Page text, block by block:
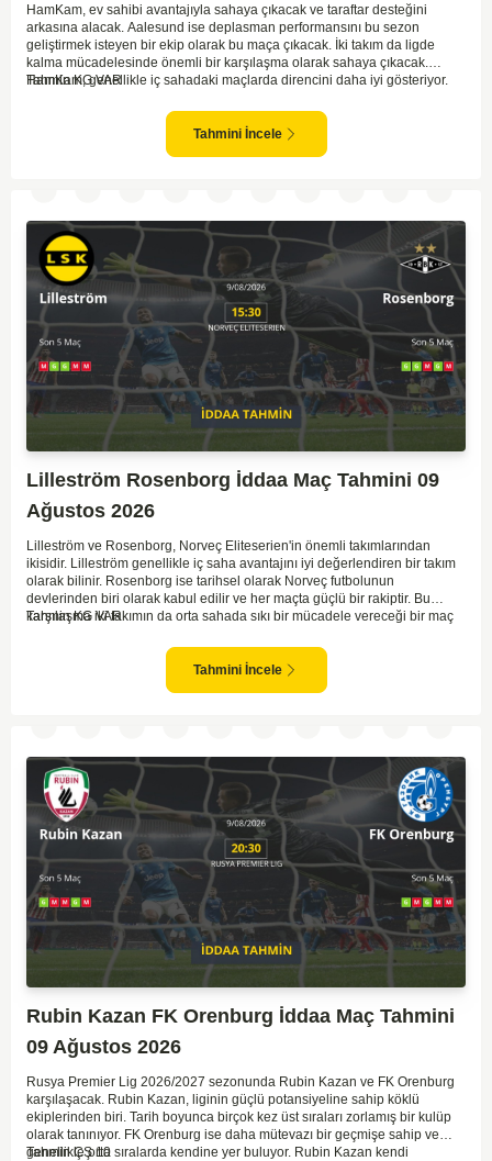
HamKam, ev sahibi avantajıyla sahaya çıkacak ve taraftar desteğini
arkasına alacak. Aalesund ise deplasman performansını bu sezon
geliştirmek isteyen bir ekip olarak bu maça çıkacak. İki takım da ligde
kalma mücadelesinde önemli bir karşılaşma olarak sahaya çıkacak.
HamKam, genellikle iç sahadaki maçlarda direncini daha iyi gösteriyor.
olabilir. Hücum anlamında her iki takım da zaman zaman sıkıntı yaşasa da
gol bulma ihtimalleri yüksek.
Tahmin KG VAR
Tahmini İncele
Lilleström Rosenborg İddaa Maç Tahmini 09
Ağustos 2026
Lilleström ve Rosenborg, Norveç Eliteserien'in önemli takımlarından
ikisidir. Lilleström genellikle iç saha avantajını iyi değerlendiren bir takım
olarak bilinir. Rosenborg ise tarihsel olarak Norveç futbolunun
devlerinden biri olarak kabul edilir ve her maçta güçlü bir rakiptir. Bu
karşılaşma iki takımın da orta sahada sıkı bir mücadele vereceği bir maç
oyunundaki etkisi birlikte düşünüldüğünde, maçın dengede geçmesi
olasıdır. İki takımın da gol atma potansiyeli yüksek olduğu için karşılıklı
Tahmin KG VAR
Tahmini İncele
Rubin Kazan FK Orenburg İddaa Maç Tahmini
09 Ağustos 2026
Rusya Premier Lig 2026/2027 sezonunda Rubin Kazan ve FK Orenburg
karşılaşacak. Rubin Kazan, liginin güçlü potansiyeline sahip köklü
ekiplerinden biri. Tarih boyunca birçok kez üst sıraları zorlamış bir kulüp
olarak tanınıyor. FK Orenburg ise daha mütevazı bir geçmişe sahip ve
genellikle orta sıralarda kendine yer buluyor. Rubin Kazan kendi
Tahmin ÇŞ 10